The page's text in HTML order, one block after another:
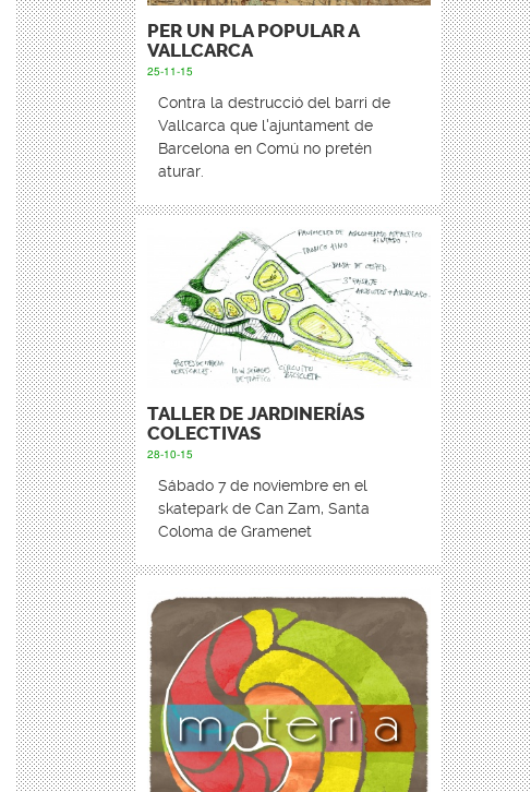
PER UN PLA POPULAR A
VALLCARCA
25-11-15
Contra la destrucció del barri de
Vallcarca que l'ajuntament de
Barcelona en Comú no pretén
aturar.
TALLER DE JARDINERÍAS
COLECTIVAS
28-10-15
Sábado 7 de noviembre en el
skatepark de Can Zam, Santa
Coloma de Gramenet